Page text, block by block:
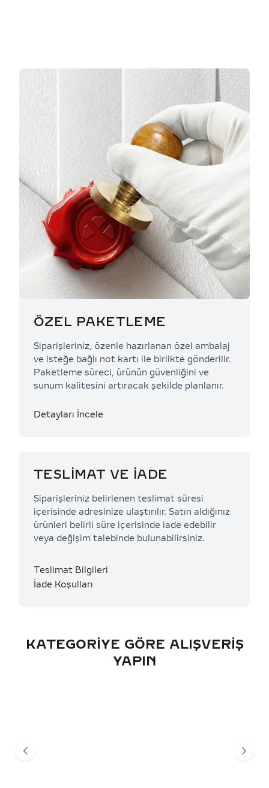
ÖZEL PAKETLEME
Siparişleriniz, özenle hazırlanan özel ambalaj
ve isteğe bağlı not kartı ile birlikte gönderilir.
Paketleme süreci, ürünün güvenliğini ve
sunum kalitesini artıracak şekilde planlanır.
Detayları İncele
TESLİMAT VE İADE
Siparişleriniz belirlenen teslimat süresi
içerisinde adresinize ulaştırılır. Satın aldığınız
ürünleri belirli süre içerisinde iade edebilir
veya değişim talebinde bulunabilirsiniz.
Teslimat Bilgileri
İade Koşulları
KATEGORIYE GÖRE ALIŞVERIŞ
YAPIN